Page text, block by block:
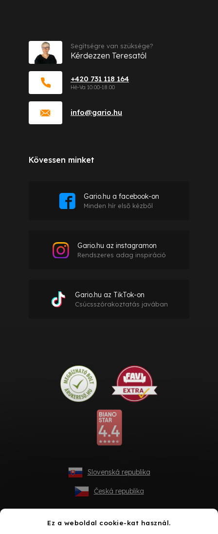
Ez a weboldal cookie-kat használ.
info@gario.hu
+420 731 118 164
Segítségre van szüksége?
Kérdezzen Teresatól
Kövessen minket
Gario.hu a facebook-on
Minden hír első kézből
Gario.hu az instagramon
Rendszeres adag inspiráció
Gario.hu az TikTok-on
Csúcsszórakoztatás javában
Slovenská republika
Česká republika